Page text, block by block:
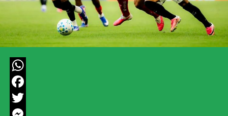
WhatsApp
Facebook
Twitter